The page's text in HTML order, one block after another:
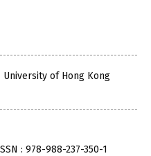
University of Hong Kong
: 978-988-237-350-1